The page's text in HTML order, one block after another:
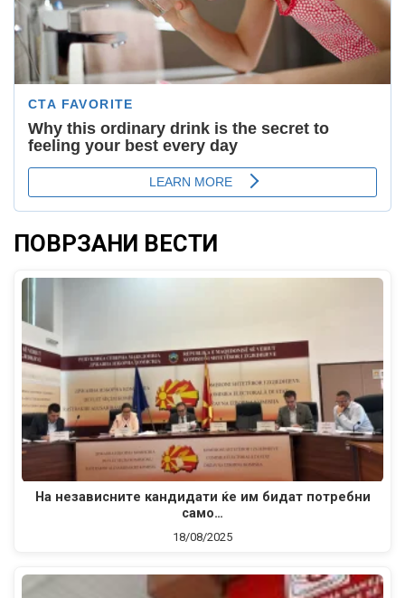
ПОВРЗАНИ ВЕСТИ
На независните кандидати ќе им бидат потребни
само…
18/08/2025